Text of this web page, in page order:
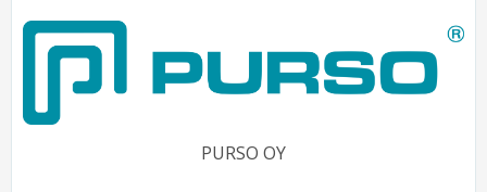
PURSO OY